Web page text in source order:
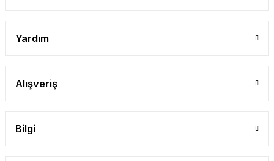
Yardım
Alışveriş
Bilgi